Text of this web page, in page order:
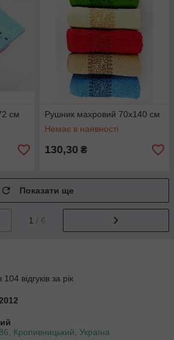
см
Рушник махровий 70х140 см
Немає в наявності
130,30 ₴
Показати ще
1 / 6
відгуків за рік
Кропивницький, Україна